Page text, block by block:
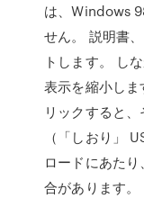
は、Windows
せん。 説明書
トします。 し
表示を縮小し
リックすると
（「しおり」
ロードにあた
合があります